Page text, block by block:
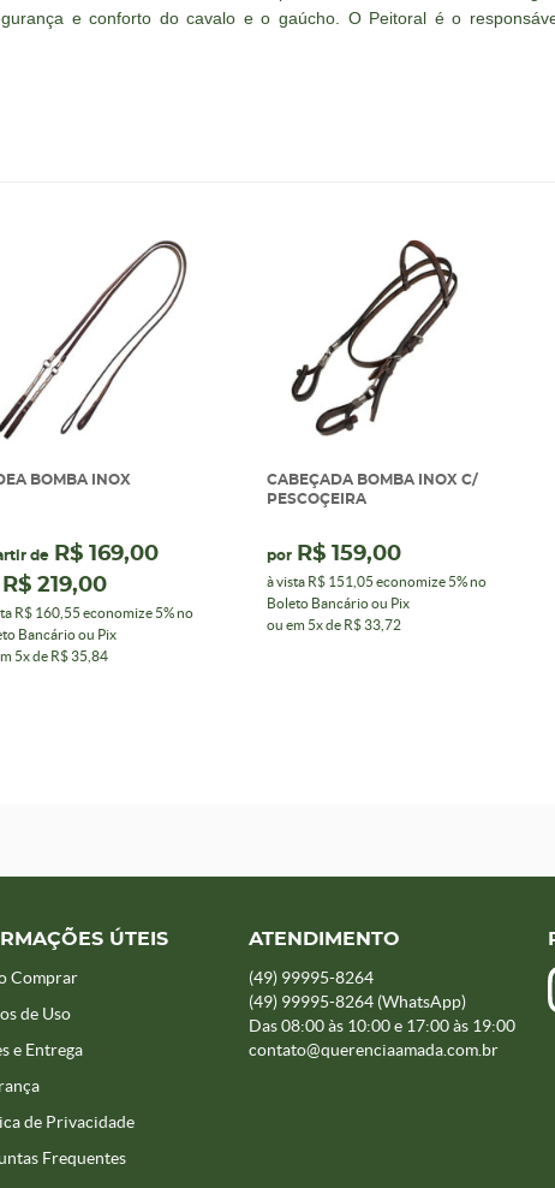
e conforto do cavalo e o gaúcho. O Peitoral é o
BOMBA INOX
de R$ 169,00
R$ 219,00
R$ 160,55 economize 5%no
Bancário ou Pix
5xde R$ 35,84
CABEÇADA BOMBA INOX C/
PESCOÇEIRA
por R$ 159,00
à vista R$ 151,05 economize 5%no
Boleto Bancário ou Pix
ou em 5xde R$ 33,72
ÚTEIS
Comprar
de Uso
e Entrega
de Privacidade
Frequentes
ATENDIMENTO
(49) 99995-8264
(49) 99995-8264 (WhatsApp)
Das 08:00 às 10:00 e 17:00 às 19:00
contato@querenciaamada.com.br